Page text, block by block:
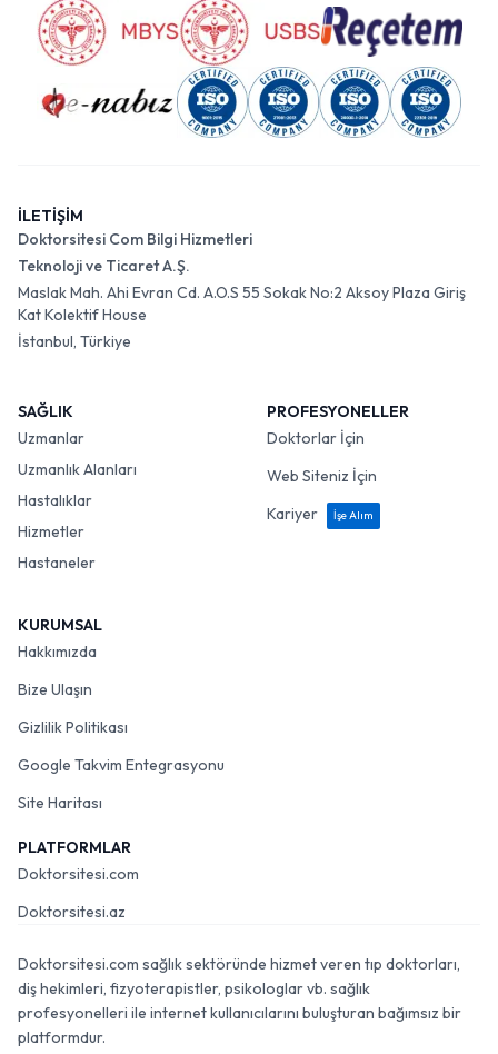
İLETİŞİM
Doktorsitesi Com Bilgi Hizmetleri
Teknoloji ve Ticaret A.Ş.
Maslak Mah. Ahi Evran Cd. A.O.S 55 Sokak No:2 Aksoy Plaza Giriş
Kat Kolektif House
İstanbul, Türkiye
SAĞLIK
Uzmanlar
Uzmanlık Alanları
Hastalıklar
Hizmetler
Hastaneler
PROFESYONELLER
Doktorlar İçin
Web Siteniz İçin
Kariyer
İşe Alım
KURUMSAL
Hakkımızda
Bize Ulaşın
Gizlilik Politikası
Google Takvim Entegrasyonu
Site Haritası
PLATFORMLAR
Doktorsitesi.com
Doktorsitesi.az
Doktorsitesi.com sağlık sektöründe hizmet veren tıp doktorları,
diş hekimleri, fizyoterapistler, psikologlar vb. sağlık
profesyonelleri ile internet kullanıcılarını buluşturan bağımsız bir
platformdur.